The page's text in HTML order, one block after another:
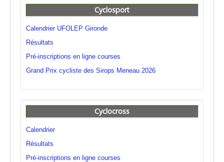
Cyclosport
Calendrier UFOLEP Gironde
Résultats
Pré-inscriptions en ligne courses
Grand Prix cycliste des Sirops Meneau 2026
Cyclocross
Calendrier
Résultats
Pré-inscriptions en ligne courses